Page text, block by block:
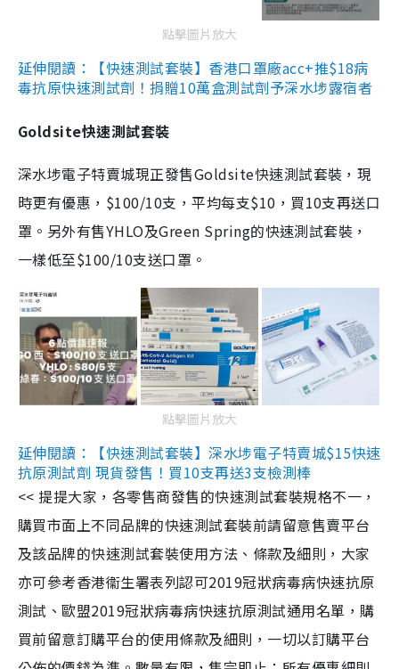
點擊圖片放大
延伸閱讀：【快速測試套裝】香港口罩廠acc+推$18病
毒抗原快速測試劑！捐贈10萬盒測試劑予深水埗露宿者
Goldsite快速測試套裝
深水埗電子特賣城現正發售Goldsite快速測試套裝，現
時更有優惠，$100/10支，平均每支$10，買10支再送口
罩。另外有售YHLO及Green Spring的快速測試套裝，
一樣低至$100/10支送口罩。
點擊圖片放大
延伸閱讀：【快速測試套裝】深水埗電子特賣城$15快速
抗原測試劑 現貨發售！買10支再送3支檢測棒
<< 提提大家，各零售商發售的快速測試套裝規格不一，
購買市面上不同品牌的快速測試套裝前請留意售賣平台
及該品牌的快速測試套裝使用方法、條款及細則，大家
亦可參考香港衞生署表列認可2019冠狀病毒病快速抗原
測試、歐盟2019冠狀病毒病快速抗原測試通用名單，購
買前留意訂購平台的使用條款及細則，一切以訂購平台